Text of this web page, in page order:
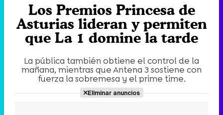
Tráiler en catalán de 'Ravalear', la nueva serie de HBO Max sobre los fondos buitre
Tráiler de la tercera temporada de 'The Walking Dead: Dead City' de AMC+
Los Premios Princesa de
Asturias lideran y permiten
que La 1 domine la tarde
La pública también obtiene el control de la
mañana, mientras que Antena 3 sostiene con
fuerza la sobremesa y el prime time.
Eliminar anuncios